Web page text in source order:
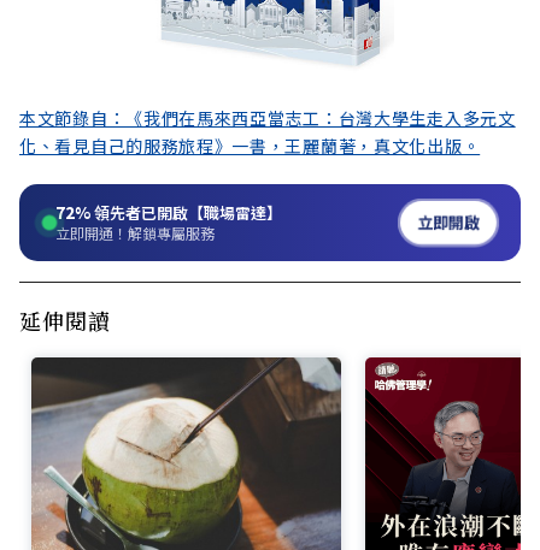
本文節錄自：《我們在馬來西亞當志工：台灣大學生走入多元文
化、看見自己的服務旅程》一書，王麗蘭著，真文化出版。
72%領先者已開啟【職場雷達】
立即開通！解鎖專屬服務 立即開啟
延伸閱讀